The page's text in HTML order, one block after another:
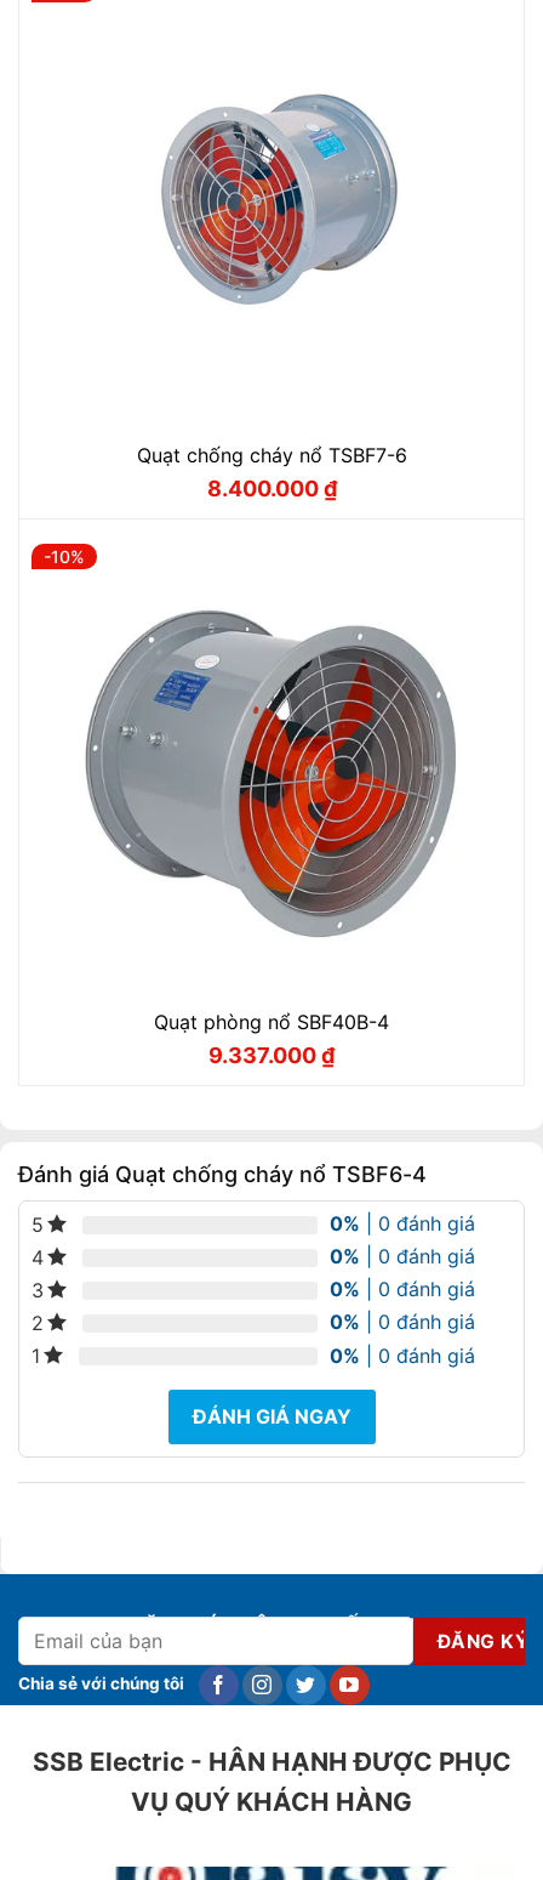
Quạt chống cháy nổ TSBF7-6
Giá
8.400.000₫
Giá
-10%
Quạt phòng nổ SBF40B-4
Giá
9.337.000₫
Giá
Đánh giá Quạt chống cháy nổ TSBF6-4
5 0% | 0 đánh giá
4
0% | 0 đánh giá
3
0% | 0 đánh giá
2
0% | 0 đánh giá
1
0% | 0 đánh giá
ĐÁNH GIÁ NGAY
ĐĂNG KÝ NHẬN KHUYẾN MẠI
Chia sẻ với chúng tôi
SSB Electric - HÂN HẠNH ĐƯỢC PHỤC
VỤ QUÝ KHÁCH HÀNG